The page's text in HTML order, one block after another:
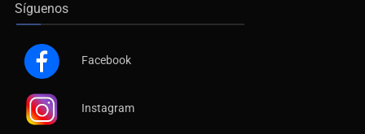
Síguenos
Facebook
Instagram